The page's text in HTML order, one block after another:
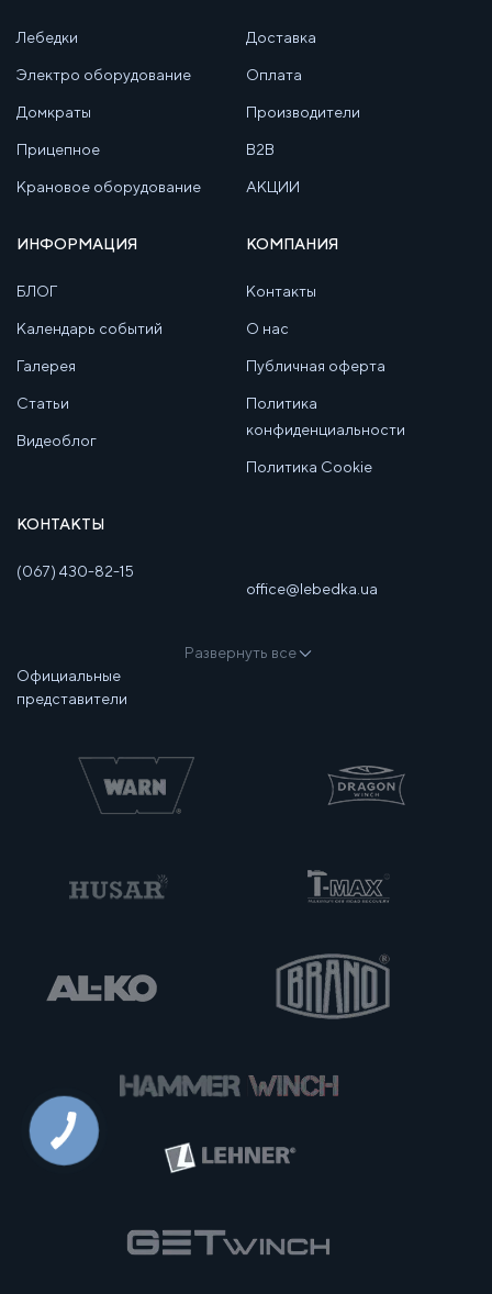
Лебедки
Электро оборудование
Домкраты
Прицепное
Крановое оборудование
Доставка
Оплата
Производители
B2B
АКЦИИ
ИНФОРМАЦИЯ
БЛОГ
Календарь событий
Галерея
Статьи
Видеоблог
КОМПАНИЯ
Контакты
О нас
Публичная оферта
Политика
конфиденциальности
Политика Cookie
КОНТАКТЫ
(067) 430-82-15
office@lebedka.ua
Развернуть все
Официальные
представители